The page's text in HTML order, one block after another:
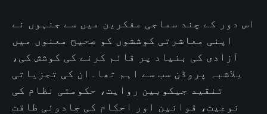
اس دور کے چند سماجی مفکرین میں سے جنہوں نے
اپنی معاشرتی کوششوں کو صحیح معنوں میں
آزادی کی بنیاد پر قائم کرنے کی کوشش کی،
بلاشبہ پروڈن سب سے اہم تھا۔ان کی تجزیاتی
تنقید جیکوبین روایت، حکومتی نظام کی
نوعیت، قوانین اور احکام کی جادوئی طاقت